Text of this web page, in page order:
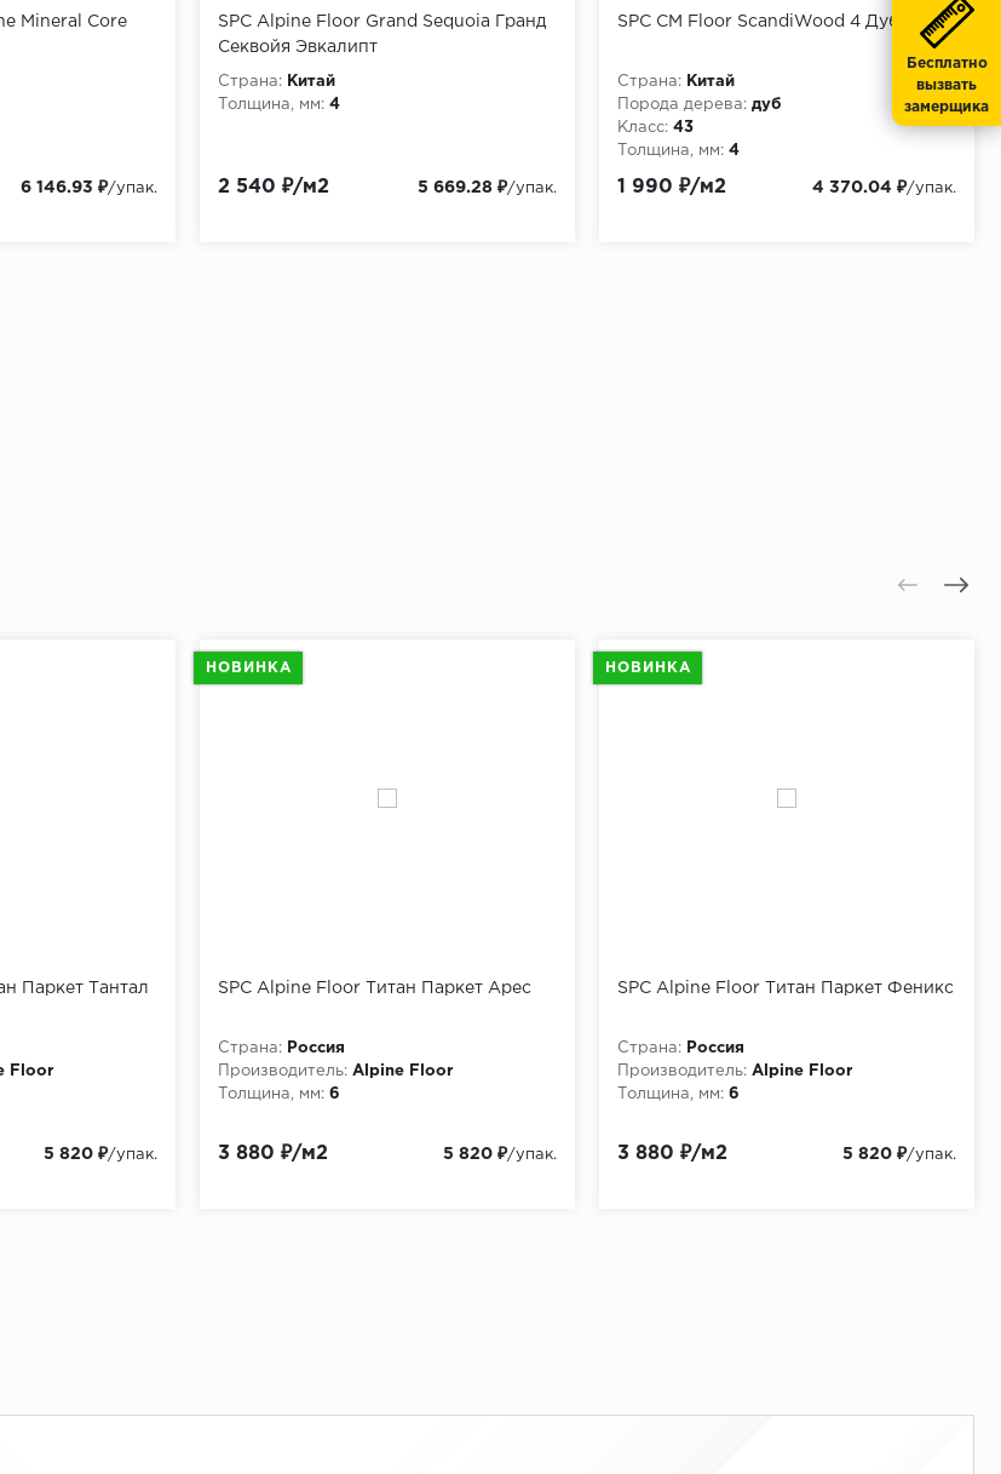
Mineral Core
6 146.93 ₽/упак.
SPC Alpine Floor Grand Sequoia Гранд
Секвойя Эвкалипт
Страна:
Китай
Толщина, мм: 4
2 540 ₽/м2 5 669.28 ₽/упак.
SPC CM Floor ScandiWood 4 Дуб Артик
Страна:
Китай
Порода дерева: дуб
Класс: 43
Толщина, мм: 4
1 990 ₽/м2 4 370.04 ₽/упак.
Паркет Тантал
Floor
5 820 ₽/упак.
НОВИНКА
SPC Alpine Floor Титан Паркет Арес
Страна:
Россия
Производитель: Alpine Floor
Толщина, мм: 6
3 880 ₽/м2 5 820 ₽/упак.
НОВИНКА
SPC Alpine Floor Титан Паркет Феникс
Страна:
Россия
Производитель: Alpine Floor
Толщина, мм: 6
3 880 ₽/м2 5 820 ₽/упак.
Бесплатно
вызвать
замерщика